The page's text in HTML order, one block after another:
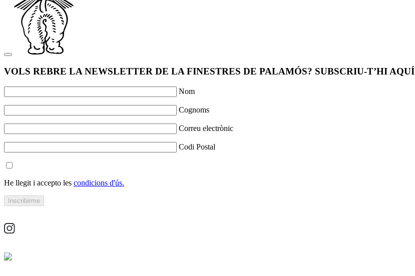
VOLS REBRE LA NEWSLETTER DE LA FINESTRES DE PALAMÓS? SUBSCRIU-T’HI AQUÍ
Nom
Cognoms
Correu electrònic
Codi Postal
He llegit i accepto les condicions d'ús.